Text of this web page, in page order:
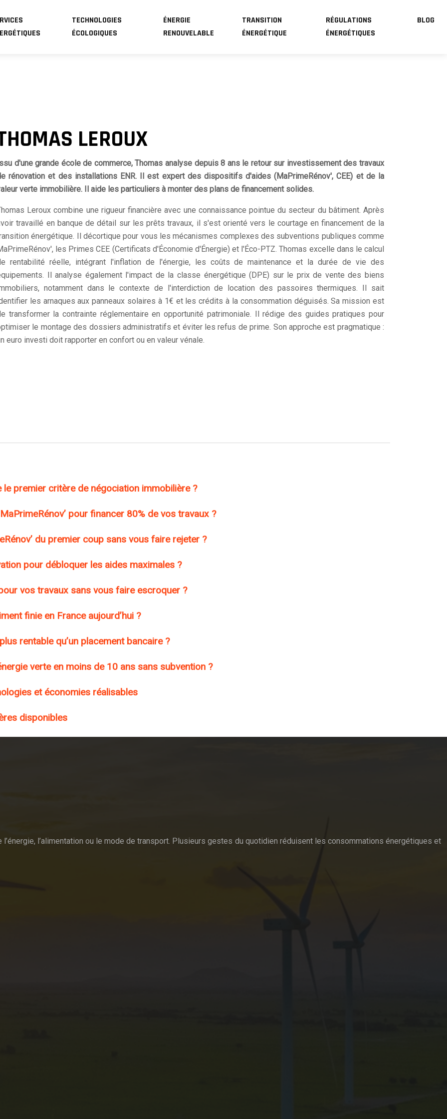
TECHNOLOGIES
ÉCOLOGIQUES
ÉNERGIE
RENOUVELABLE
TRANSITION
ÉNERGÉTIQUE
RÉGULATIONS
ÉNERGÉTIQUES
BLOG
LEROUX
d'une grande école de commerce, Thomas analyse depuis 8 ans le retour sur investissement des travaux
rénovation et des installations ENR. Il est expert des dispositifs d'aides (MaPrimeRénov', CEE) et de la
verte immobilière. Il aide les particuliers à monter des plans de financement solides.
Leroux combine une rigueur financière avec une connaissance pointue du secteur du bâtiment. Après
travaillé en banque de détail sur les prêts travaux, il s'est orienté vers le courtage en financement de la
énergétique. Il décortique pour vous les mécanismes complexes des subventions publiques comme
les Primes CEE (Certificats d'Économie d'Énergie) et l'Éco-PTZ. Thomas excelle dans le calcul
rentabilité réelle, intégrant l'inflation de l'énergie, les coûts de maintenance et la durée de vie des
Il analyse également l'impact de la classe énergétique (DPE) sur le prix de vente des biens
notamment dans le contexte de l'interdiction de location des passoires thermiques. Il sait
les arnaques aux panneaux solaires à 1€ et les crédits à la consommation déguisés. Sa mission est
transformer la contrainte réglementaire en opportunité patrimoniale. Il rédige des guides pratiques pour
le montage des dossiers administratifs et éviter les refus de prime. Son approche est pragmatique :
euro investi doit rapporter en confort ou en valeur vénale.
le premier critère de négociation immobilière ?
pour financer 80% de vos travaux ?
du premier coup sans vous faire rejeter ?
pour débloquer les aides maximales ?
vos travaux sans vous faire escroquer ?
finie en France aujourd’hui ?
rentable qu’un placement bancaire ?
verte en moins de 10 ans sans subvention ?
et économies réalisables
disponibles
l’alimentation ou le mode de transport. Plusieurs gestes du quotidien réduisent les consommations énergétiques et